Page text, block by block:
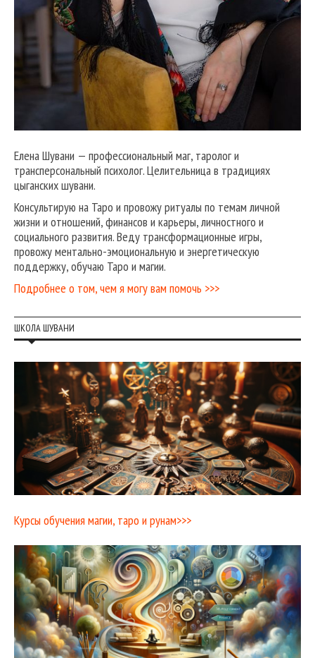
Елена Шувани — профессиональный маг, таролог и
трансперсональный психолог. Целительница в традициях
цыганских шувани.
Консультирую на Таро и провожу ритуалы по темам личной
жизни и отношений, финансов и карьеры, личностного и
социального развития. Веду трансформационные игры,
провожу ментально-эмоциональную и энергетическую
поддержку, обучаю Таро и магии.
Подробнее о том, чем я могу вам помочь >>>
ШКОЛА ШУВАНИ
Курсы обучения магии, таро и рунам>>>